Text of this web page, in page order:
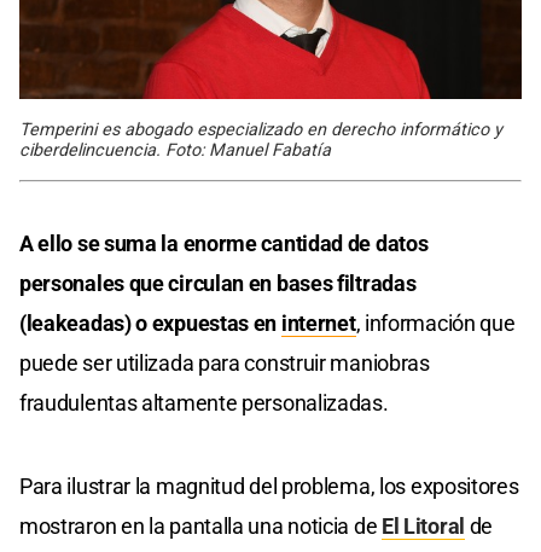
Temperini es abogado especializado en derecho informático y
ciberdelincuencia. Foto: Manuel Fabatía
A ello se suma la enorme cantidad de datos
personales que circulan en bases filtradas
(leakeadas) o expuestas en internet, información que
puede ser utilizada para construir maniobras
fraudulentas altamente personalizadas.
Para ilustrar la magnitud del problema, los expositores
mostraron en la pantalla una noticia de El Litoral de